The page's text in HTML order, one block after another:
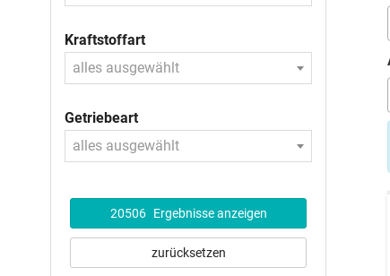
Kraftstoffart
alles ausgewählt
Getriebeart
alles ausgewählt
20506 Ergebnisse anzeigen
zurücksetzen